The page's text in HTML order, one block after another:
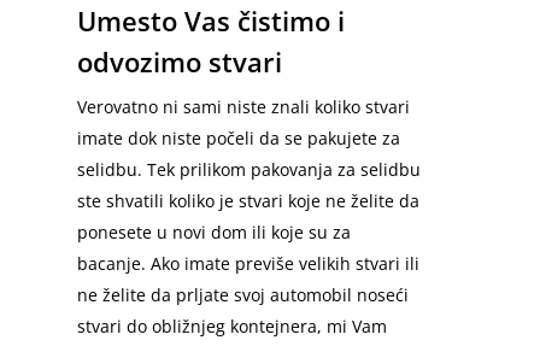
Umesto Vas čistimo i
odvozimo stvari
Verovatno ni sami niste znali koliko stvari
imate dok niste počeli da se pakujete za
selidbu. Tek prilikom pakovanja za selidbu
ste shvatili koliko je stvari koje ne želite da
ponesete u novi dom ili koje su za
bacanje. Ako imate previše velikih stvari ili
ne želite da prljate svoj automobil noseći
stvari do obližnjeg kontejnera, mi Vam